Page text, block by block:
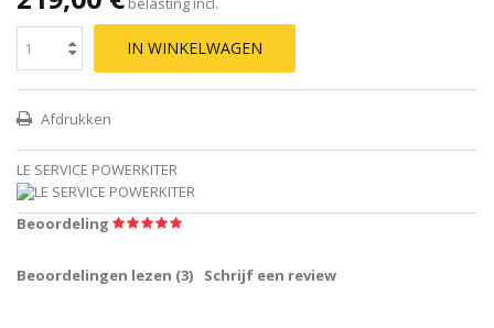
IN WINKELWAGEN
Afdrukken
LE SERVICE POWERKITER
Beoordeling
Beoordelingen lezen (3) Schrijf een review